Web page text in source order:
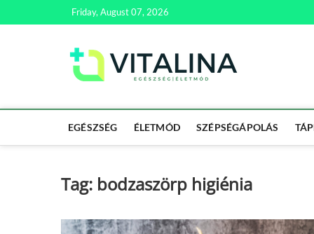
to
Friday, August 07, 2026
EGÉSZSÉG ÉLETMÓD SZÉPSÉGÁPOLÁS
Tag: bodzaszörp higiénia